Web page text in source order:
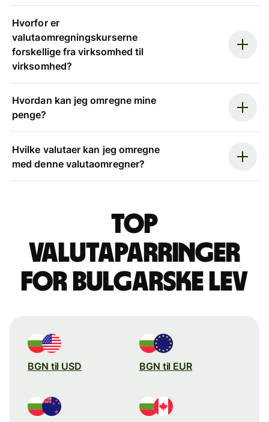
Hvorfor er
valutaomregningskurserne
forskellige fra virksomhed til
virksomhed?
Hvordan kan jeg omregne mine
penge?
Hvilke valutaer kan jeg omregne
med denne valutaomregner?
Top
valutaparringer
for bulgarske lev
BGN til USD BGN til EUR